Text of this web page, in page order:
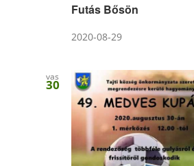
Futás Bősön
2020-08-29
vas
30